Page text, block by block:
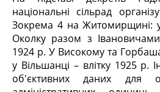
національні сільрад
Зокрема 4 на Житомирщині:
Околку разом з
1924 р. У Високому та
у Вільшанці – влітку 1925 р.
об'єктивних даних для